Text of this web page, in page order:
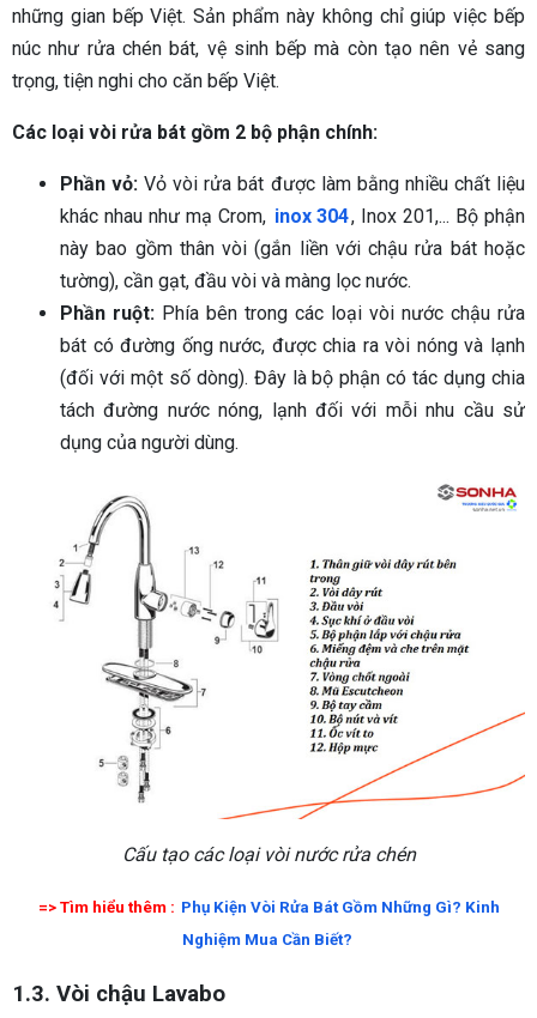
những gian bếp Việt. Sản phẩm này không chỉ giúp việc bếp
núc như rửa chén bát, vệ sinh bếp mà còn tạo nên vẻ sang
trọng, tiện nghi cho căn bếp Việt.
Các loại vòi rửa bát gồm 2 bộ phận chính:
Phần vỏ: Vỏ vòi rửa bát được làm bằng nhiều chất liệu
khác nhau như mạ Crom, inox 304, Inox 201,... Bộ phận
này bao gồm thân vòi (gắn liền với chậu rửa bát hoặc
tường), cần gạt, đầu vòi và màng lọc nước.
Phần ruột: Phía bên trong các loại vòi nước chậu rửa
bát có đường ống nước, được chia ra vòi nóng và lạnh
(đối với một số dòng). Đây là bộ phận có tác dụng chia
tách đường nước nóng, lạnh đối với mỗi nhu cầu sử
dụng của người dùng.
Cấu tạo các loại vòi nước rửa chén
=> Tìm hiểu thêm : Phụ Kiện Vòi Rửa Bát Gồm Những Gì? Kinh
Nghiệm Mua Cần Biết?
1.3. Vòi chậu Lavabo